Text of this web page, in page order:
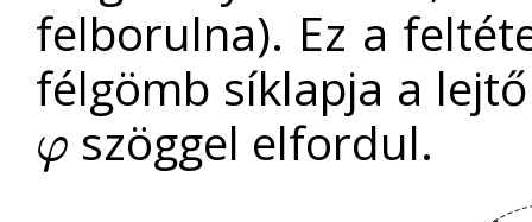
felborulna). Ez a
félgömb síklapja a
φ
φ szöggel elfordul.